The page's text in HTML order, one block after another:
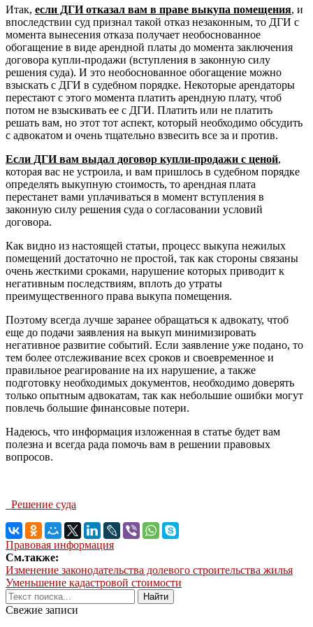
Итак, если ДГИ отказал вам в праве выкупа помещения, и
впоследствии суд признал такой отказ незаконным, то ДГИ с
момента вынесения отказа получает необоснованное
обогащение в виде арендной платы до момента заключения
договора купли-продажи (вступления в законную силу
решения суда). И это необоснованное обогащение можно
взыскать с ДГИ в судебном порядке. Некоторые арендаторы
перестают с этого момента платить арендную плату, чтоб
потом не взыскивать ее с ДГИ. Платить или не платить
решать вам, но этот тот аспект, который необходимо обсудить
с адвокатом и очень тщательно взвесить все за и против.
Если ДГИ вам выдал договор купли-продажи с ценой,
которая вас не устроила, и вам пришлось в судебном порядке
определять выкупную стоимость, то арендная плата
перестанет вами уплачиваться в момент вступления в
законную силу решения суда о согласовании условий
договора.
Как видно из настоящей статьи, процесс выкупа нежилых
помещений достаточно не простой, так как стороны связаны
очень жесткими сроками, нарушение которых приводит к
негативным последствиям, вплоть до утраты
преимущественного права выкупа помещения.
Поэтому всегда лучше заранее обращаться к адвокату, чтоб
еще до подачи заявления на выкуп минимизировать
негативное развитие событий. Если заявление уже подано, то
тем более отслеживание всех сроков и своевременное и
правильное реагирование на их нарушение, а также
подготовку необходимых документов, необходимо доверять
только опытным адвокатам, так как небольшие ошибки могут
повлечь большие финансовые потери.
Надеюсь, что информация изложенная в статье будет вам
полезна и всегда рада помочь вам в решении правовых
вопросов.
Решение суда
Правовая информация
См.также:
Изменение законодательства долевого строительства жилья
Уменьшение кадастровой стоимости
Свежие записи